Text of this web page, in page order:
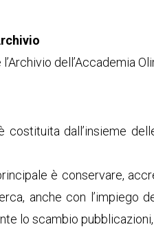
dell’Accademia
costituita dall’insieme
è conservare,
anche con l’impiego
lo scambio